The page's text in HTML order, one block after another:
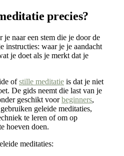
precies?
naar een stem die je door de
instructies: waar je je aandacht
je doet als je merkt dat je
ofstille meditatie is dat je niet
De gids neemt die last van je
geschikt voorbeginners,
geleide meditaties,
te leren of om op
hoeven doen.
meditaties: